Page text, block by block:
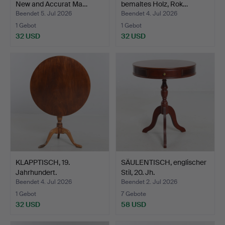
New and Accurat Ma…
Beendet 5. Jul 2026
1 Gebot
32 USD
bemaltes Holz, Rok…
Beendet 4. Jul 2026
1 Gebot
32 USD
KLAPPTISCH, 19.
Jahrhundert.
Beendet 4. Jul 2026
1 Gebot
32 USD
SÄULENTISCH, englischer
Stil, 20. Jh.
Beendet 2. Jul 2026
7 Gebote
58 USD